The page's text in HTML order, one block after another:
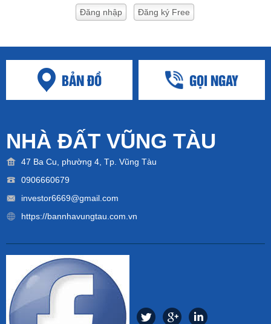
Đăng nhập
Đăng ký Free
BẢN ĐỒ GỌI NGAY
NHÀ ĐẤT VŨNG TÀU
47 Ba Cu, phường 4, Tp. Vũng Tàu
0906660679
investor6669@gmail.com
https://bannhavungtau.com.vn